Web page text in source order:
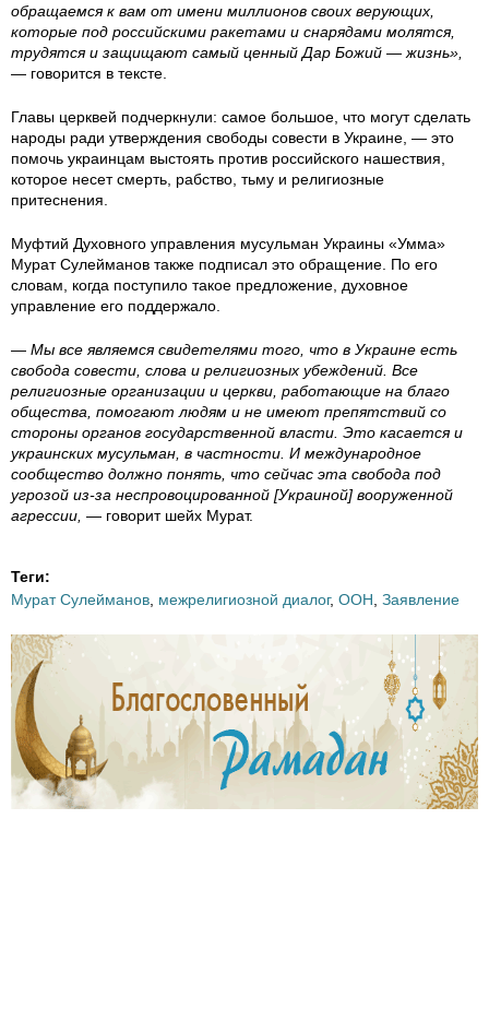
a
v
-
t
s
e
r
o
v
-
i
-
e
l
h
обращаемся к вам от имени миллионов своих верующих,
которые под российскими ракетами и снарядами молятся,
трудятся и защищают самый ценный Дар Божий — жизнь»,
— говорится в тексте.
Главы церквей подчеркнули: самое большое, что могут сделать
народы ради утверждения свободы совести в Украине, — это
помочь украинцам выстоять против российского нашествия,
которое несет смерть, рабство, тьму и религиозные
притеснения.
Муфтий Духовного управления мусульман Украины «Умма»
Мурат Сулейманов также подписал это обращение. По его
словам, когда поступило такое предложение, духовное
управление его поддержало.
— Мы все являемся свидетелями того, что в Украине есть
свобода совести, слова и религиозных убеждений. Все
религиозные организации и церкви, работающие на благо
общества, помогают людям и не имеют препятствий со
стороны органов государственной власти. Это касается и
украинских мусульман, в частности. И международное
сообщество должно понять, что сейчас эта свобода под
угрозой из-за неспровоцированной [Украиной] вооруженной
агрессии, — говорит шейх Мурат.
Теги:
Мурат Сулейманов межрелигиозной диалог, ООН Заявление